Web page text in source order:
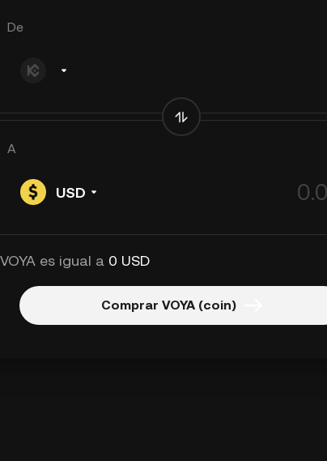
De
A
USD
es igual a 0 USD
Comprar VOYA (coin)